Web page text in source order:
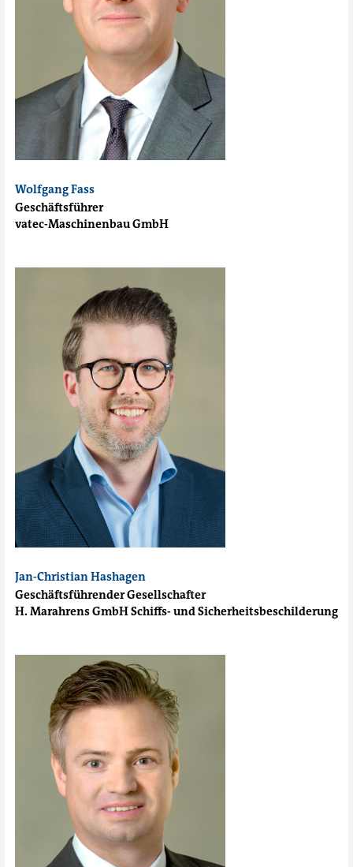
Wolfgang Fass
Geschäftsführer
vatec-Maschinenbau GmbH
Jan-Christian Hashagen
Geschäftsführender Gesellschafter
H. Marahrens GmbH Schiffs- und Sicherheitsbeschilderung